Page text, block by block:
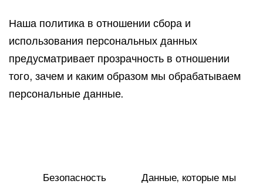
Наша политика в отношении сбора и
использования персональных данных
предусматривает прозрачность в отношении
того, зачем и каким образом мы обрабатываем
персональные данные.
Безопасность
Данные, которые мы